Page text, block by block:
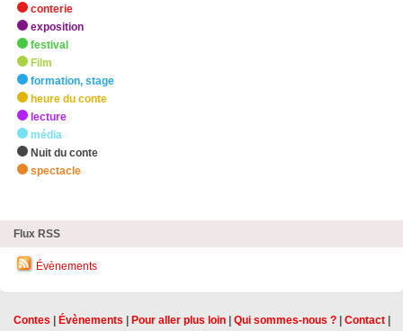
conterie
exposition
festival
Film
formation, stage
heure du conte
lecture
média
Nuit du conte
spectacle
Flux RSS
Évènements
Contes Évènements Pour aller plus loin| Qui sommes-nous ?| Contact|